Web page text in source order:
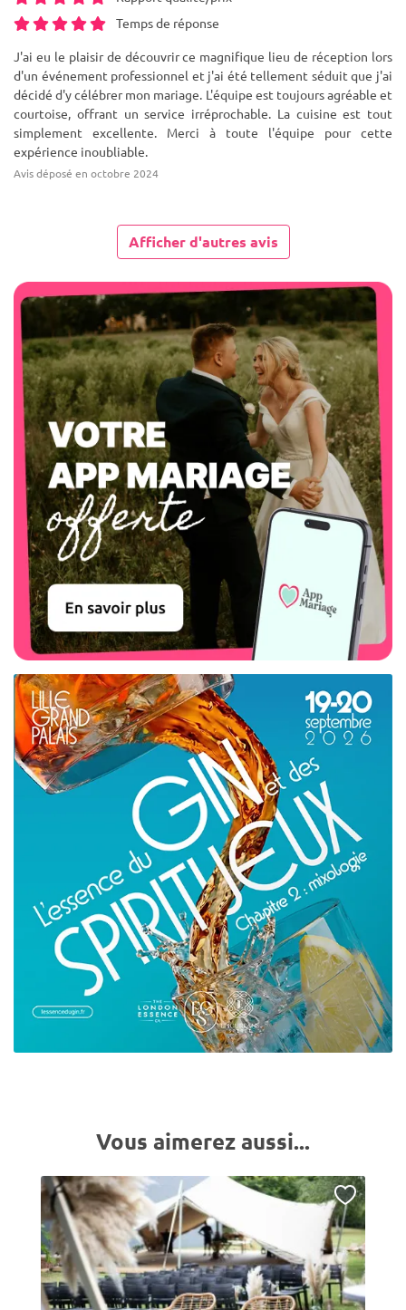
Temps de réponse
J'ai eu le plaisir de découvrir ce magnifique lieu de réception lors
d'un événement professionnel et j'ai été tellement séduit que j'ai
décidé d'y célébrer mon mariage. L'équipe est toujours agréable et
courtoise, offrant un service irréprochable. La cuisine est tout
simplement excellente. Merci à toute l'équipe pour cette
expérience inoubliable.
Avis déposé en octobre 2024
Afficher d'autres avis
Vous aimerez aussi...